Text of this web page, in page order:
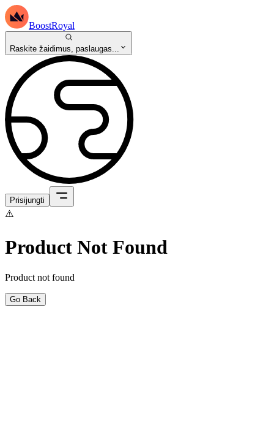
BoostRoyal
Raskite žaidimus, paslaugas...
Prisijungti
⚠️
Product Not Found
Product not found
Go Back